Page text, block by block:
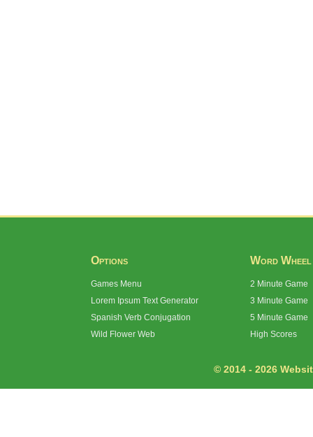
Options
Games Menu
Lorem Ipsum Text Generator
Spanish Verb Conjugation
Wild Flower Web
Word Wheel
2 Minute Game
3 Minute Game
5 Minute Game
High Scores
© 2014 - 2026